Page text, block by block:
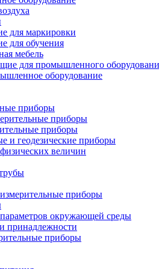
для маркировки
для обучения
мебель
для промышленного
оборудование
приборы
приборы
приборы
и геодезические приборы
величин
приборы
окружающей среды
принадлежности
приборы